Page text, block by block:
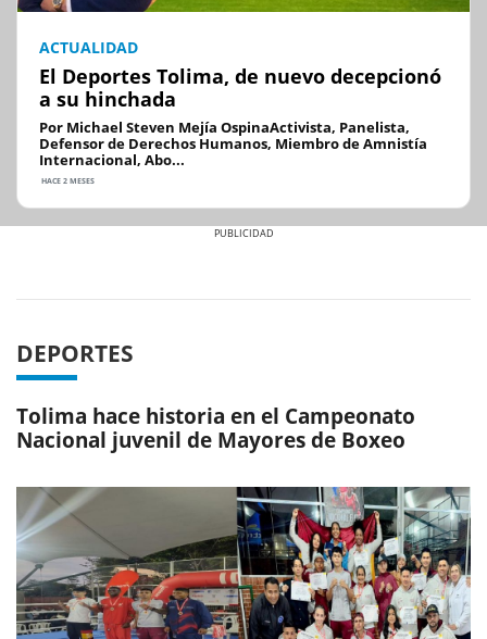
ACTUALIDAD
El Deportes Tolima, de nuevo decepcionó
a su hinchada
Por Michael Steven Mejía OspinaActivista, Panelista,
Defensor de Derechos Humanos, Miembro de Amnistía
Internacional, Abo...
HACE 2 MESES
DEPORTES
Tolima hace historia en el Campeonato
Nacional juvenil de Mayores de Boxeo